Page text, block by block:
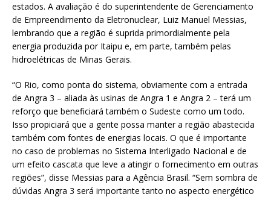
estados. A avaliação é do superintendente de Gerenciamento
de Empreendimento da Eletronuclear, Luiz Manuel Messias,
lembrando que a região é suprida primordialmente pela
energia produzida por Itaipu e, em parte, também pelas
hidroelétricas de Minas Gerais.
“O Rio, como ponta do sistema, obviamente com a entrada
de Angra 3 – aliada às usinas de Angra 1 e Angra 2 – terá um
reforço que beneficiará também o Sudeste como um todo.
Isso propiciará que a gente possa manter a região abastecida
também com fontes de energias locais. O que é importante
no caso de problemas no Sistema Interligado Nacional e de
um efeito cascata que leve a atingir o fornecimento em outras
regiões”, disse Messias para a Agência Brasil. “Sem sombra de
dúvidas Angra 3 será importante tanto no aspecto energético